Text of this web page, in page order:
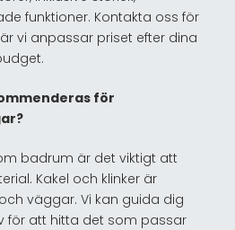
funktioner. Kontakta oss för
vi anpassar priset efter dina
för
badrum är det viktigt att
Kakel och klinker är
väggar. Vi kan guida dig
för att hitta det som passar